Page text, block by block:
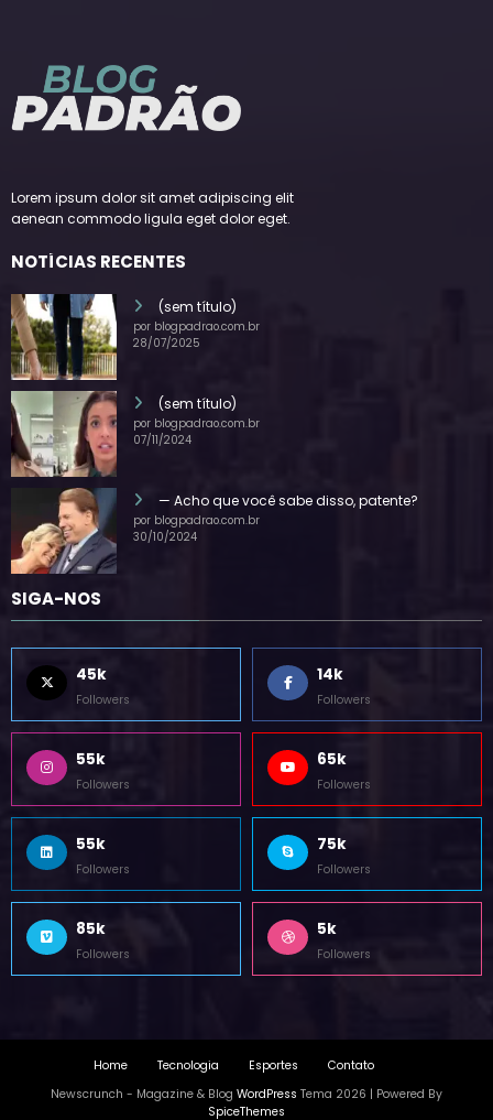
Lorem ipsum dolor sit amet adipiscing elit
(sem título)
por blogpadrao.com.br
(sem título)
por blogpadrao.com.br
— Acho que você sabe disso, patente?
por blogpadrao.com.br
SIGA-NOS
45k
Followers
14k
Followers
55k
Followers
65k
Followers
55k
Followers
75k
Followers
85k
Followers
5k
Followers
Home Tecnologia Esportes
Contato